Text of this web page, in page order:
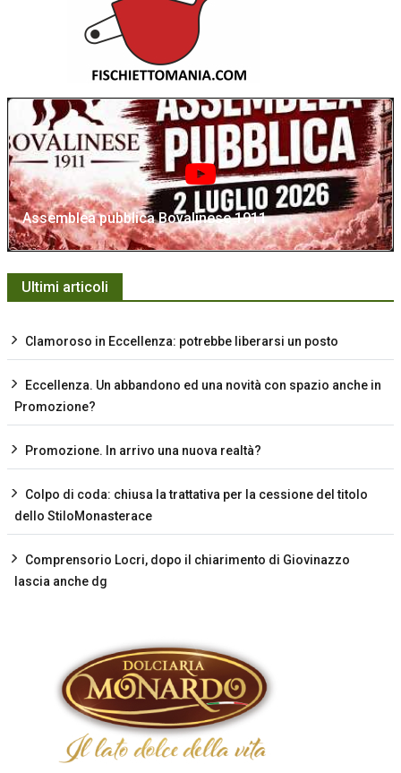
Assemblea pubblica Bovalinese 1911
Ultimi articoli
Clamoroso in Eccellenza: potrebbe liberarsi un posto
Eccellenza. Un abbandono ed una novità con spazio anche in
Promozione?
Promozione. In arrivo una nuova realtà?
Colpo di coda: chiusa la trattativa per la cessione del titolo
dello StiloMonasterace
Comprensorio Locri, dopo il chiarimento di Giovinazzo
lascia anche dg